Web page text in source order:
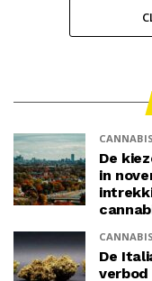
De
in
De
verbod